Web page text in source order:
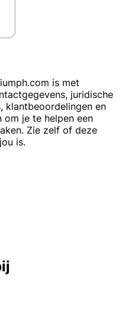
is met
juridische
klantbeoordelingen en
om je te helpen een
Zie zelf of deze
is.